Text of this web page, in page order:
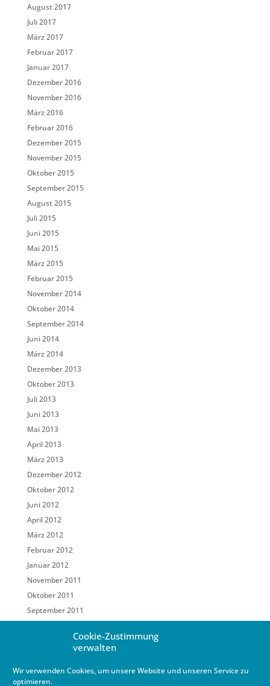
Cookie-Zustimmung
verwalten
Wir verwenden Cookies, um unsere Website und unseren Service zu
optimieren.
August 2017
Juli 2017
März 2017
Februar 2017
Januar 2017
Dezember 2016
November 2016
März 2016
Februar 2016
Dezember 2015
November 2015
Oktober 2015
September 2015
August 2015
Juli 2015
Juni 2015
Mai 2015
März 2015
Februar 2015
November 2014
Oktober 2014
September 2014
Juni 2014
März 2014
Dezember 2013
Oktober 2013
Juli 2013
Juni 2013
Mai 2013
April 2013
März 2013
Dezember 2012
Oktober 2012
Juni 2012
April 2012
März 2012
Februar 2012
Januar 2012
November 2011
Oktober 2011
September 2011
Januar 2011